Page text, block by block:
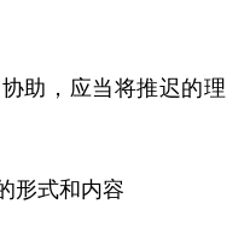
，应当将推迟的理
式和内容